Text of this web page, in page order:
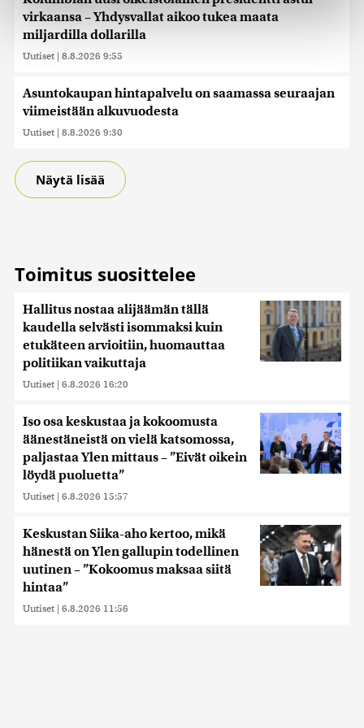
Käytämme evästeitä tarjoamamme sisällön ja mainosten
räätälöimiseen, sosiaalisen median ominaisuuksien
tukemiseen ja kävijämäärämme analysoimiseen. Lisäksi
alan kumppaneillemme tietoja siitä, miten käytät
sivustoamme. Kumppanimme voivat yhdistää näitä
kerätty, kun olet käyttänyt heidän palvelujaan. Tietoja
virkaansa – Yhdysvallat aikoo tukea maata
miljardilla dollarilla
Uutiset | 8.8.2026 9:55
Asuntokaupan hintapalvelu on saamassa seuraajan
viimeistään alkuvuodesta
Uutiset | 8.8.2026 9:30
Näytä lisää
Toimitus suosittelee
Hallitus nostaa alijäämän tällä
kaudella selvästi isommaksi kuin
etukäteen arvioitiin, huomauttaa
politiikan vaikuttaja
Uutiset | 6.8.2026 16:20
Iso osa keskustaa ja kokoomusta
äänestäneistä on vielä katsomossa,
paljastaa Ylen mittaus – ”Eivät oikein
löydä puoluetta”
Uutiset | 6.8.2026 15:57
Keskustan Siika-aho kertoo, mikä
hänestä on Ylen gallupin todellinen
uutinen – ”Kokoomus maksaa siitä
hintaa”
Uutiset | 6.8.2026 11:56